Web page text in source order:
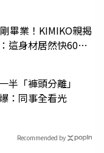
畢業！KIMIKO親揭
這身材居然快60公
半「褲頭分離」
：同事全看光
Recommended by